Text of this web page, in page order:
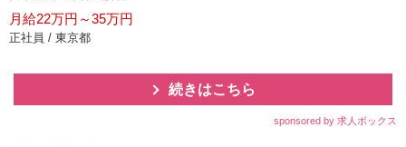
月給22万円～35万円
正社員 / 東京都
続きはこちら
sponsored by 求人ボックス